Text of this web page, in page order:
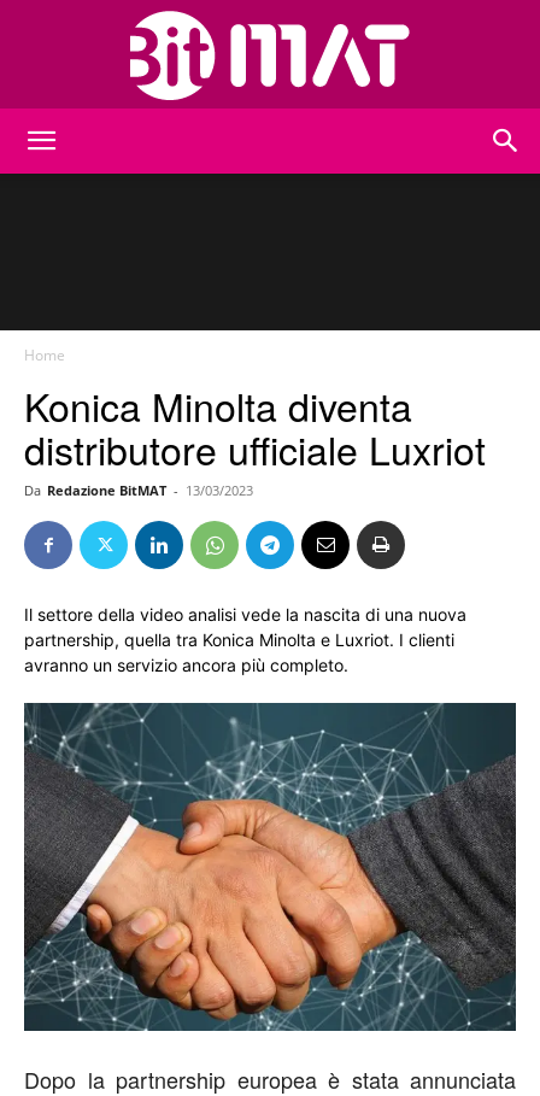
Home
Konica Minolta diventa
distributore ufficiale Luxriot
Da Redazione BitMAT - 13/03/2023
Il settore della video analisi vede la nascita di una nuova
partnership, quella tra Konica Minolta e Luxriot. I clienti
avranno un servizio ancora più completo.
Dopo la partnership europea è stata annunciata